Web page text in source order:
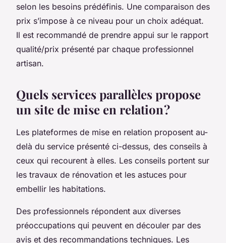
selon les besoins prédéfinis. Une comparaison des
prix s’impose à ce niveau pour un choix adéquat.
Il est recommandé de prendre appui sur le rapport
qualité/prix présenté par chaque professionnel
artisan.
Quels services parallèles propose
un site de mise en relation ?
Les plateformes de mise en relation proposent au-
delà du service présenté ci-dessus, des conseils à
ceux qui recourent à elles. Les conseils portent sur
les travaux de rénovation et les astuces pour
embellir les habitations.
Des professionnels répondent aux diverses
préoccupations qui peuvent en découler par des
avis et des recommandations techniques. Les